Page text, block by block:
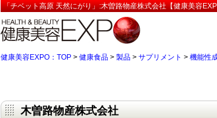
「チベット高原 天然にがり」:木曽路物産株式会社【健康美容
健康美容EXPO：TOP > 健康食品 > 製品 > サプリメント > 機能性
木曽路物産株式会社